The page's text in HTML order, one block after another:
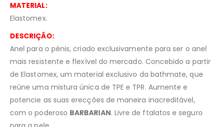
MATERIAL:
Elastomex.
DESCRIÇÃO:
Anel para o pénis, criado exclusivamente para ser o anel
mais resistente e flexível do mercado. Concebido a partir
de Elastomex, um material exclusivo da bathmate, que
reúne uma mistura única de TPE e TPR. Aumente e
potencie as suas erecções de maneira inacreditável,
com o poderoso BARBARIAN. Livre de ftalatos e seguro